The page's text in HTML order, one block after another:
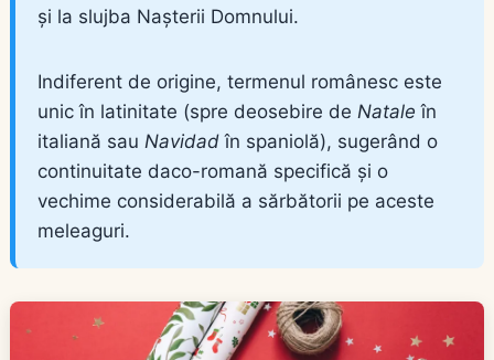
și la slujba Nașterii Domnului.
Indiferent de origine, termenul românesc este
unic în latinitate (spre deosebire de Natale în
italiană sau Navidad în spaniolă), sugerând o
continuitate daco-romană specifică și o
vechime considerabilă a sărbătorii pe aceste
meleaguri.